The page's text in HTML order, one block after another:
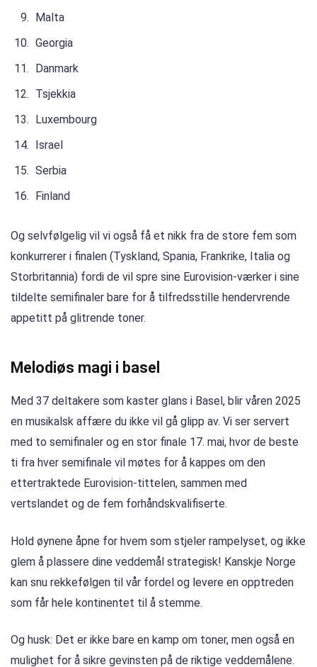
Malta
Georgia
Danmark
Tsjekkia
Luxembourg
Israel
Serbia
Finland
Og selvfølgelig vil vi også få et nikk fra de store fem som
konkurrerer i finalen (Tyskland, Spania, Frankrike, Italia og
Storbritannia) fordi de vil spre sine Eurovision-værker i sine
tildelte semifinaler bare for å tilfredsstille hendervrende
appetitt på glitrende toner.
Melodiøs magi i basel
Med 37 deltakere som kaster glans i Basel, blir våren 2025
en musikalsk affære du ikke vil gå glipp av. Vi ser servert
med to semifinaler og en stor finale 17. mai, hvor de beste
ti fra hver semifinale vil møtes for å kappes om den
ettertraktede Eurovision-tittelen, sammen med
vertslandet og de fem forhåndskvalifiserte.
Hold øynene åpne for hvem som stjeler rampelyset, og ikke
glem å plassere dine veddemål strategisk! Kanskje Norge
kan snu rekkefølgen til vår fordel og levere en opptreden
som får hele kontinentet til å stemme.
Og husk: Det er ikke bare en kamp om toner, men også en
mulighet for å sikre gevinsten på de riktige veddemålene.